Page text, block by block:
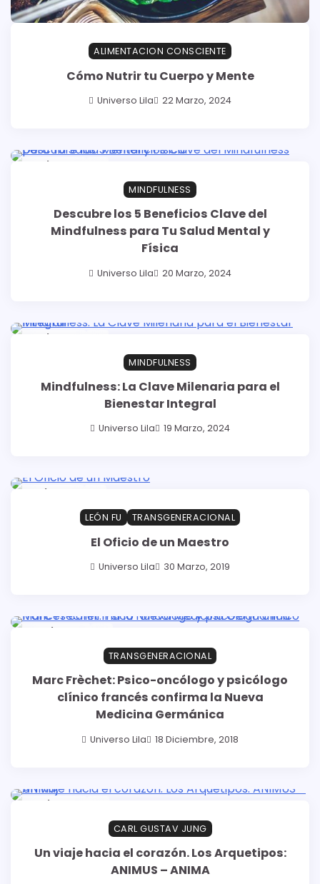
ALIMENTACION CONSCIENTE
Cómo Nutrir tu Cuerpo y Mente
Universo Lila 22 Marzo, 2024
3 min read
MINDFULNESS
Descubre los 5 Beneficios Clave del
Mindfulness para Tu Salud Mental y
Física
Universo Lila 20 Marzo, 2024
3 min read
MINDFULNESS
Mindfulness: La Clave Milenaria para el
Bienestar Integral
Universo Lila 19 Marzo, 2024
1 min read
LEÓN FU TRANSGENERACIONAL
El Oficio de un Maestro
Universo Lila 30 Marzo, 2019
10 min read
TRANSGENERACIONAL
Marc Frèchet: Psico-oncólogo y psicólogo
clínico francés confirma la Nueva
Medicina Germánica
Universo Lila 18 Diciembre, 2018
9 min read
CARL GUSTAV JUNG
Un viaje hacia el corazón. Los Arquetipos:
ANIMUS – ANIMA